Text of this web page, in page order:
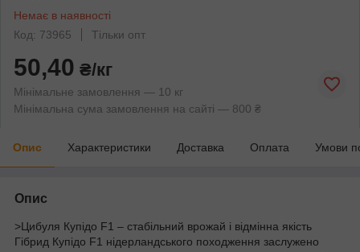
Немає в наявності
Код: 73965
Тільки опт
50,40 ₴/кг
Мінімальне замовлення — 10 кг
Мінімальна сума замовлення на сайті — 800 ₴
Опис Характеристики Доставка Оплата Умови
Опис
>Цибуля Купідо F1 – стабільний врожай і відмінна якість
Гібрид Купідо F1 нідерландського походження заслужено